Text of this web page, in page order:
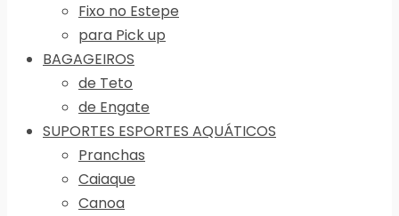
Fixo no Estepe
para Pick up
BAGAGEIROS
de Teto
de Engate
SUPORTES ESPORTES AQUÁTICOS
Pranchas
Caiaque
Canoa